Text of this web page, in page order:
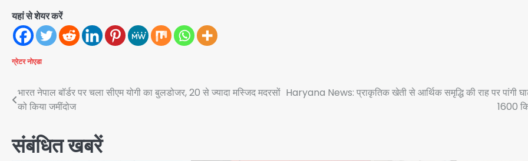
यहां से शेयर करें
ग्रेटर नोएडा
Post
navigation
भारत नेपाल बॉर्डर पर चला सीएम योगी का बुलडोजर, 20 से ज्यादा मस्जिद मदरसों
को किया जमींदोज
Haryana News: प्राकृतिक खेती से आर्थिक समृद्धि की राह पर पांगी
1600
संबंधित खबरें